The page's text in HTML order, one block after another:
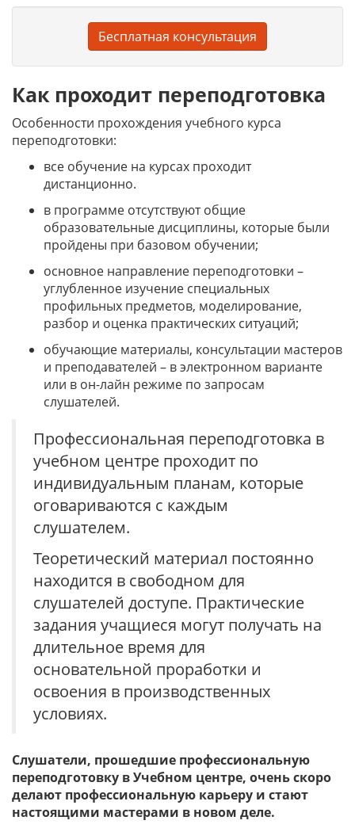
Бесплатная консультация
Как проходит переподготовка
Особенности прохождения учебного курса
переподготовки:
все обучение на курсах проходит
дистанционно.
в программе отсутствуют общие
образовательные дисциплины, которые были
пройдены при базовом обучении;
основное направление переподготовки –
углубленное изучение специальных
профильных предметов, моделирование,
разбор и оценка практических ситуаций;
обучающие материалы, консультации мастеров
и преподавателей – в электронном варианте
или в он-лайн режиме по запросам
слушателей.
Профессиональная переподготовка в
учебном центре проходит по
индивидуальным планам, которые
оговариваются с каждым
слушателем.
Теоретический материал постоянно
находится в свободном для
слушателей доступе. Практические
задания учащиеся могут получать на
длительное время для
основательной проработки и
освоения в производственных
условиях.
Слушатели, прошедшие профессиональную
переподготовку в Учебном центре, очень скоро
делают профессиональную карьеру и стают
настоящими мастерами в новом деле.